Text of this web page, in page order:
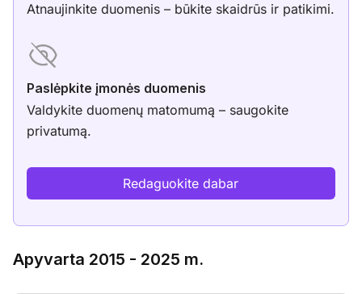
Atnaujinkite duomenis – būkite skaidrūs ir patikimi.
Paslėpkite įmonės duomenis
Valdykite duomenų matomumą – saugokite
privatumą.
Redaguokite dabar
Apyvarta 2015 - 2025 m.